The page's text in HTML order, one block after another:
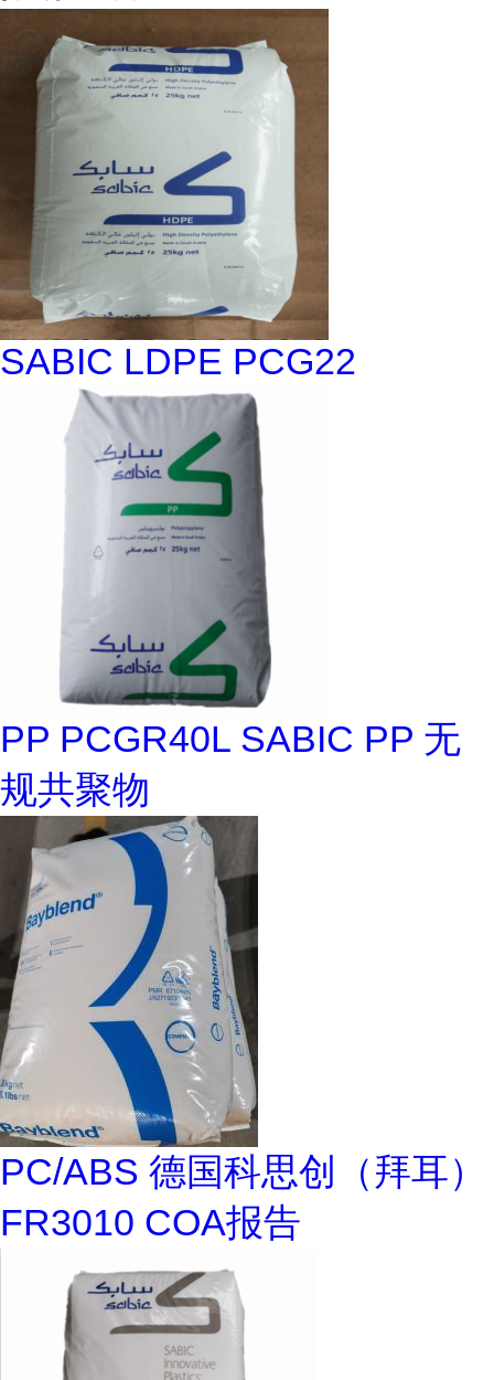
SABIC LDPE PCG22
PP PCGR40L SABIC PP 无
规共聚物
PC/ABS 德国科思创（拜耳）
FR3010 COA报告